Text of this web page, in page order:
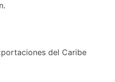
del Caribe